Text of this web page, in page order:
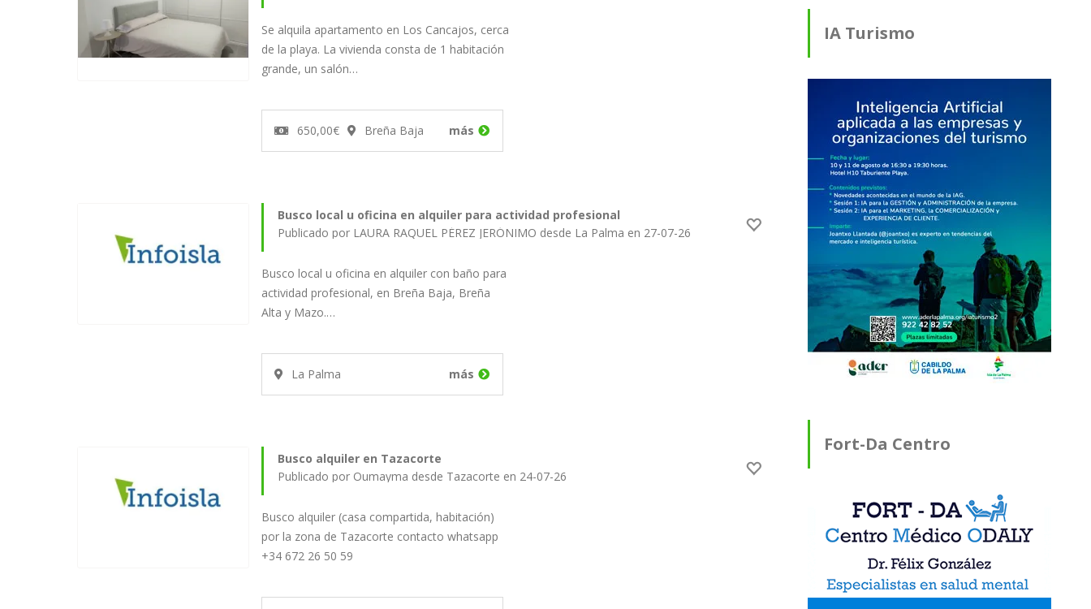
Se alquila apartamento en Los Cancajos, cerca
de la playa. La vivienda consta de 1 habitación
grande, un salón…
650,00€ Breña Baja más
Busco local u oficina en alquiler para actividad profesional
Publicado por LAURA RAQUEL PÉREZ JERÓNIMO desde La Palma en 27-07-26
Busco local u oficina en alquiler con baño para
actividad profesional, en Breña Baja, Breña
Alta y Mazo.…
La Palma más
Busco alquiler en Tazacorte
Publicado por Oumayma desde Tazacorte en 24-07-26
Busco alquiler (casa compartida, habitación)
por la zona de Tazacorte contacto whatsapp
+34 672 26 50 59
IA Turismo
Fort-Da Centro